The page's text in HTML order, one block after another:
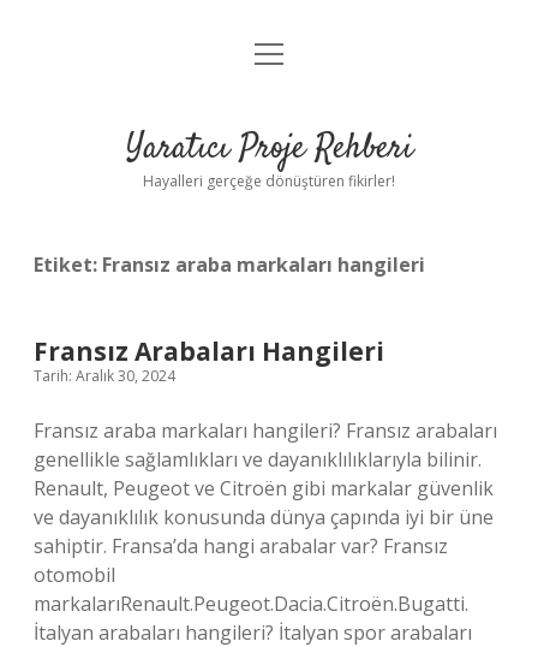
Anasayfa
Yasal Uyarı
menüyü
Yaratıcı Proje Rehberi
Hayalleri gerçeğe dönüştüren fikirler!
Etiket: Fransız araba markaları hangileri
Fransız Arabaları Hangileri
Tarih: Aralık 30, 2024
Fransız araba markaları hangileri? Fransız arabaları
genellikle sağlamlıkları ve dayanıklılıklarıyla bilinir.
Renault, Peugeot ve Citroën gibi markalar güvenlik
ve dayanıklılık konusunda dünya çapında iyi bir üne
sahiptir. Fransa’da hangi arabalar var? Fransız
otomobil
markalarıRenault.Peugeot.Dacia.Citroën.Bugatti.
İtalyan arabaları hangileri? İtalyan spor arabaları